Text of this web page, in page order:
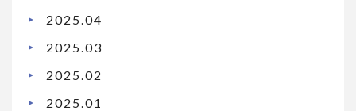
2025.04
2025.03
2025.02
2025.01